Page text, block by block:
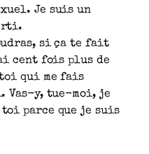
Je suis un
si ça te fait
cent fois plus de
toi qui me fais
Vas-y, tue-moi, je
parce que je suis